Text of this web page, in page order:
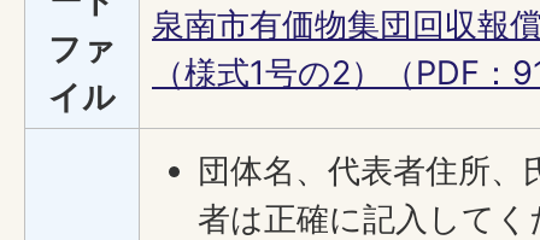
ファ
イル
泉南市有価物集団回収報
（様式1号の2）（PDF：
団体名、代表者住所、
者は正確に記入して